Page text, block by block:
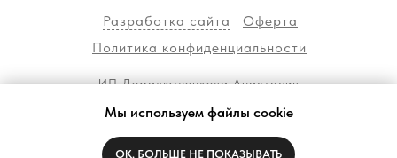
Мы используем файлы cookie
ОК, БОЛЬШЕ НЕ ПОКАЗЫВАТЬ
Политика конфиденциальности
Разработка сайта Оферта
ИП Домалютченкова Анастасия
ИНН 773372493203